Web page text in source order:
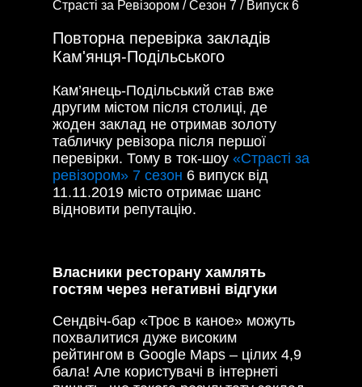
Страсті за Ревізором /Сезон 7 / Випуск 6
Повторна перевірка закладів
Кам'янця-Подільського
Кам’янець-Подільський став вже
другим містом після столиці, де
жоден заклад не отримав золоту
табличку ревізора після першої
перевірки. Тому в ток-шоу «Страсті за
ревізором» 7 сезон 6 випуск від
11.11.2019 місто отримає шанс
відновити репутацію.
Власники ресторану хамлять
гостям через негативні відгуки
Сендвіч-бар «Троє в каное» можуть
похвалитися дуже високим
рейтингом в Google Maps – цілих 4,9
бала! Але користувачі в інтернеті